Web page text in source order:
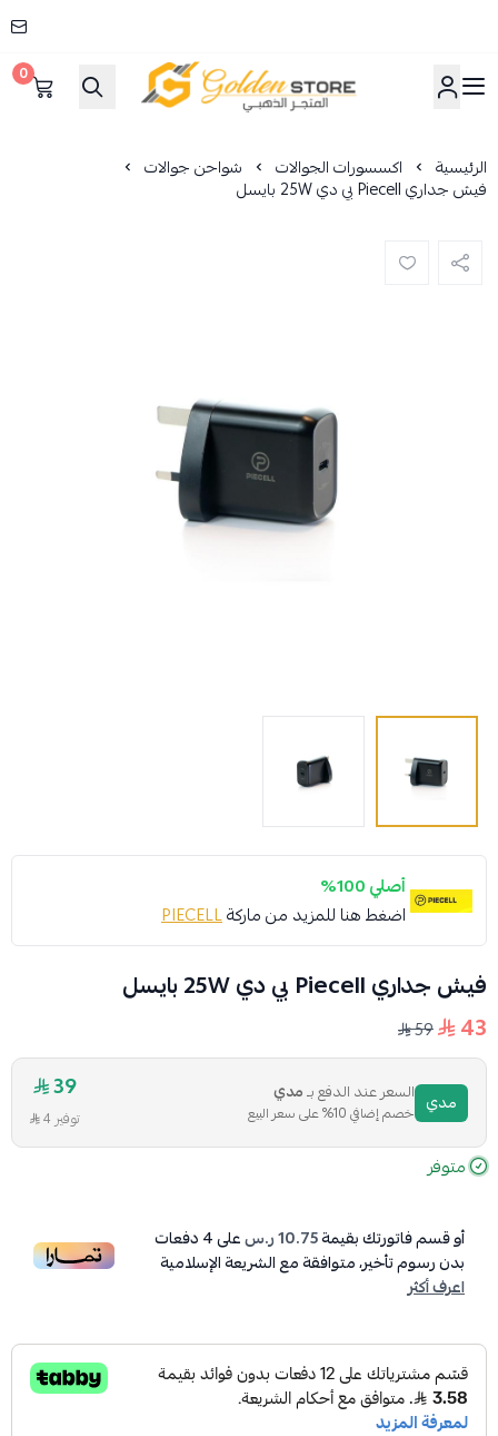
المتجر الذهبي
0
الرئيسية اكسسورات الجوالات شواحن جوالات
فيش جداري Piecell بي دي 25W بايسل
أصلي 100%
اضغط هنا للمزيد من ماركةPIECELL
فيش جداري Piecell بي دي 25W بايسل
43
59
مدي السعر عند الدفع بـمدي
خصم إضافي 10% على سعر البيع
39
توفير 4
متوفر
أو قسم فاتورتك بقيمة10.75 ر.س على4دفعات
بدون رسوم تأخير، متوافقة مع الشريعة الإسلامية
اعرف أكثر